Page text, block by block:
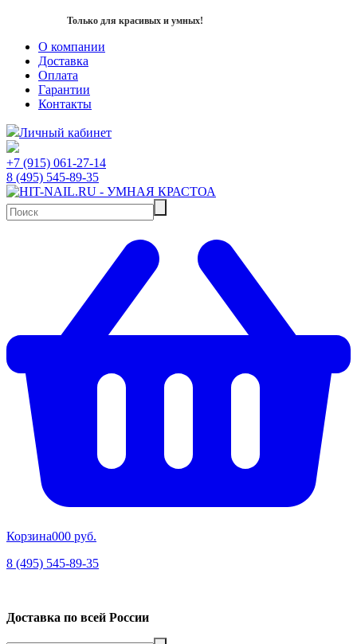
Только для красивых и умных!
О компании
Доставка
Оплата
Гарантии
Контакты
Личный кабинет
+7 (915) 061-27-14
8 (495) 545-89-35
Корзина000 руб.
8 (495) 545-89-35
Доставка по всей России